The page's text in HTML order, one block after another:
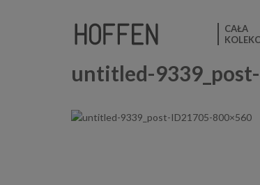
CAŁA
untitled-